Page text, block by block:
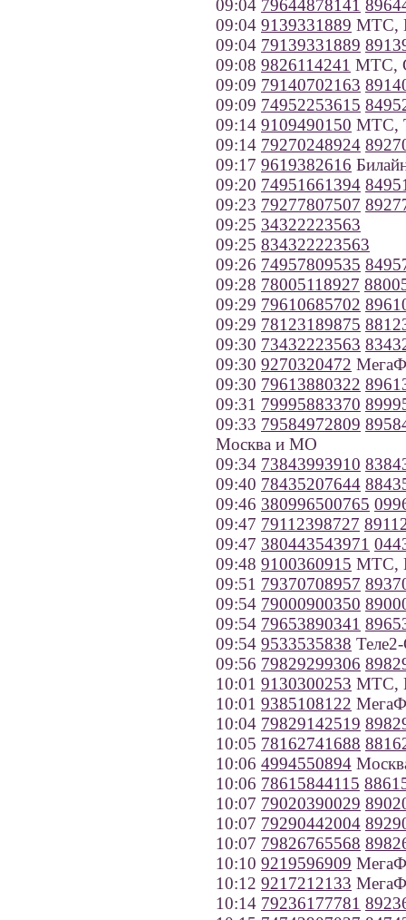
09:04 79644878141
09:04 9139331889 МТС,
09:04 79139331889
09:08 9826114241 МТС,
09:09 79140702163
09:09 74952253615
09:14 9109490150 МТС,
09:14 79270248924
09:17 9619382616
09:20 74951661394
09:23 79277807507
09:25 34322223563
09:25 834322223563
09:26 74957809535
09:28 78005118927
09:29 79610685702
09:29 78123189875
09:30 73432223563
09:30 9270320472
09:30 79613880322
09:31 79995883370
09:33 79584972809
Москва и МО
09:34 73843993910
09:40 78435207644
09:46 380996500765
09:47 79112398727
09:47 380443543971
09:48 9100360915 МТС,
09:51 79370708957
09:54 79000900350
09:54 79653890341
09:54 9533535838
09:56 79829299306
10:01 9130300253 МТС,
10:01 9385108122
10:04 79829142519
10:05 78162741688
10:06 4994550894
10:06 78615844115
10:07 79020390029
10:07 79290442004
10:07 79826765568
10:10 9219596909
10:12 9217212133
10:14 79236177781